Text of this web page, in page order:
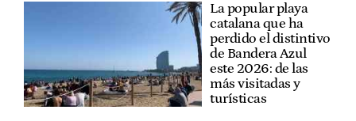
La popular playa
catalana que ha
perdido el distintivo
de Bandera Azul
este 2026: de las
más visitadas y
turísticas